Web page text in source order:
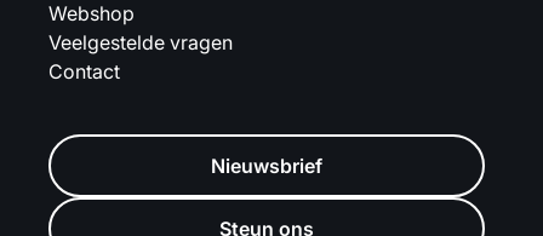
Webshop
Veelgestelde vragen
Contact
Nieuwsbrief
Steun ons